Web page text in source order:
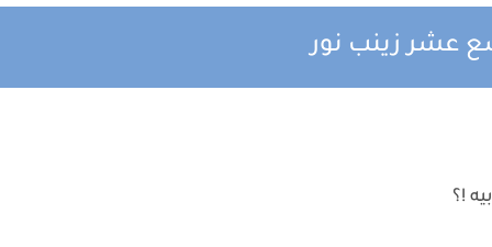
عشر زينب نور
!؟